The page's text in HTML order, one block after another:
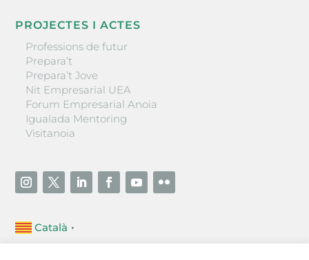
PROJECTES I ACTES
Professions de futur
Prepara’t
Prepara’t Jove
Nit Empresarial UEA
Forum Empresarial Anoia
Igualada Mentoring
Visitanoia
Català ▼